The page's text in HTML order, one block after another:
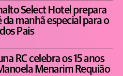
Select Hotel prepara
da manhã especial para o
Pais
RC celebra os 15 anos
Menarim Requião